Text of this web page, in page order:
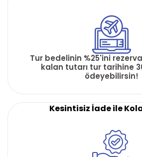
Tur bedelinin %25'ini
kalan tutarı tur tarihine
ödeyebilirsin!
Kesintisiz İade ile